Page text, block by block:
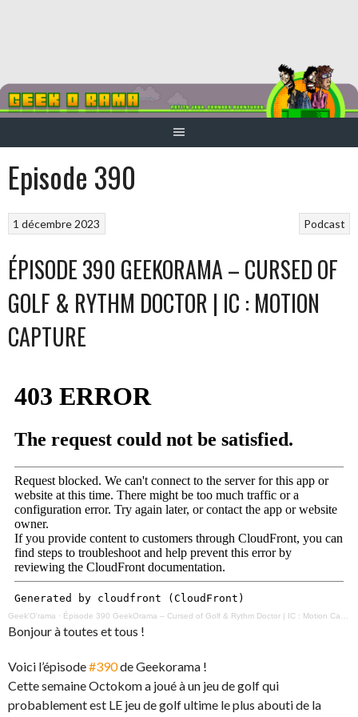
Episode 390
Podcast
1 décembre 2023
ÉPISODE 390 GEEKORAMA – CURSED OF
GOLF & RYTHM DOCTOR | IC : MOTION
CAPTURE
Geek'O'rama · Épisode 390 GeekOrama – Cursed of Golf & Rythm Doctor | IC : Motion Capture
Bonjour à toutes et tous !
Voici l’épisode#390de Geekorama !
Cette semaine Octokom a joué à un jeu de golf qui
probablement est LE jeu de golf ultime le plus abouti de la